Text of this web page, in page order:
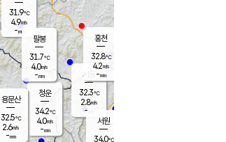
31.9℃
4.9m/s
-mm
청운
34.2℃
4.0m/s
-mm
팔봉
31.7℃
4.0m/s
-mm
시동
32.3℃
2.8m/s
- mm
서원
34.0℃
용문산
32.5℃
2.6m/s
-mm
홍천
32.8℃
4.2m/s
-mm